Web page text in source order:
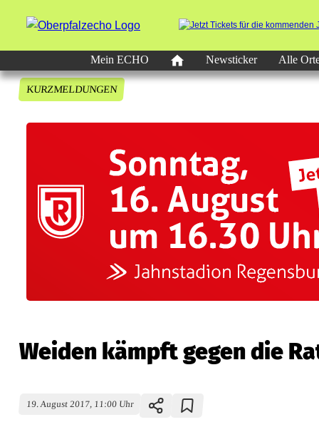
Mein ECHO
Newsticker Alle
KURZMELDUNGEN
Weiden kämpft gegen die
19. August 2017, 11:00 Uhr